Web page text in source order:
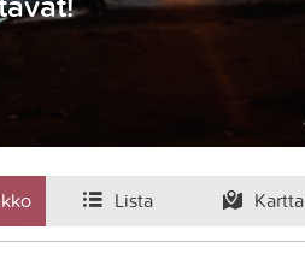
Lista Kartta